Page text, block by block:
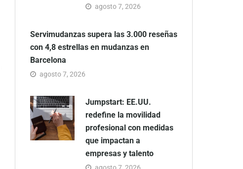
agosto 7, 2026
Servimudanzas supera las 3.000 reseñas
con 4,8 estrellas en mudanzas en
Barcelona
agosto 7, 2026
Jumpstart: EE.UU.
redefine la movilidad
profesional con medidas
que impactan a
empresas y talento